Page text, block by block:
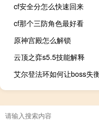
cf安全分怎么快速回来
cf那个三防角色最好看
原神宫殿怎么解锁
云顶之弈s5.5技能解释
艾尔登法环如何让boss失